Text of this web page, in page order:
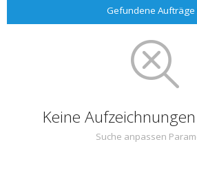
Gefundene Aufträge
Keine
Suche anpassen